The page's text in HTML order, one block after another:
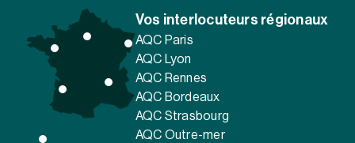
Vos interlocuteurs régionaux
AQC Paris
AQC Lyon
AQC Rennes
AQC Bordeaux
AQC Strasbourg
AQC Outre-mer